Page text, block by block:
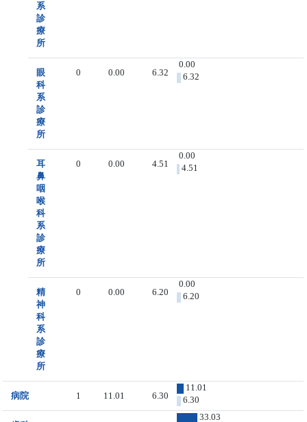
系
診
療
所
眼
科
系
診
療
所
0 0.00 6.32
0.00
6.32
耳
鼻
咽
喉
科
系
診
療
所
0 0.00 4.51
0.00
4.51
精
神
科
系
診
療
所
0 0.00 6.20
0.00
6.20
病院 1 11.01 6.30
11.01
6.30
33.03